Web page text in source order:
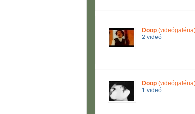
Doop (videógaléria)
2 videó
Doop (videógaléria)
1 videó